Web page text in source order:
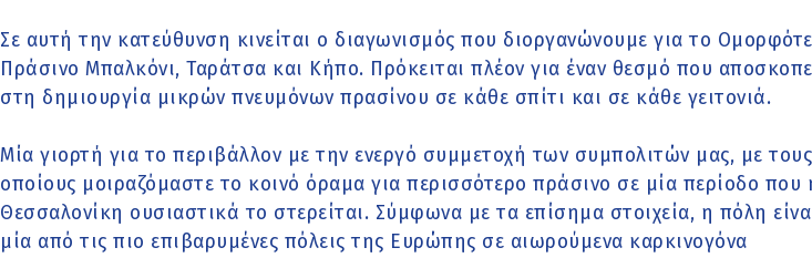
Σε αυτή την κατεύθυνση κινείται ο διαγωνισμός που διοργανώνουμε για το
Πράσινο Μπαλκόνι, Ταράτσα και Κήπο. Πρόκειται πλέον για έναν θεσμό που
στη δημιουργία μικρών πνευμόνων πρασίνου σε κάθε σπίτι και σε κάθε γειτονιά.
Μία γιορτή για το περιβάλλον με την ενεργό συμμετοχή των συμπολιτών μας, με τους
οποίους μοιραζόμαστε το κοινό όραμα για περισσότερο πράσινο σε μία περίοδο που
Θεσσαλονίκη ουσιαστικά το στερείται. Σύμφωνα με τα επίσημα στοιχεία, η πόλη
μία από τις πιο επιβαρυμένες πόλεις της Ευρώπης σε αιωρούμενα καρκινογόνα